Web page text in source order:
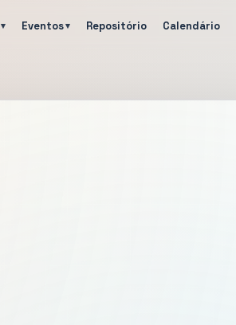
Eventos Repositório Calendário